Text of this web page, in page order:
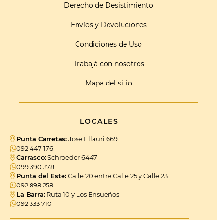
Derecho de Desistimiento
Envíos y Devoluciones
Condiciones de Uso
Trabajá con nosotros
Mapa del sitio
LOCALES
Punta Carretas:Jose Ellauri 669
092 447 176
Carrasco:Schroeder 6447
099 390 378
Punta del Este:Calle 20 entre Calle 25 y Calle 23
092 898 258
La Barra: Ruta 10 y Los Ensueños
092 333 710